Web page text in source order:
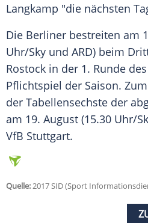
Langkamp "die nächsten
Die Berliner bestreiten am
Uhr/Sky und ARD) beim
Rostock in der 1. Runde
Pflichtspiel der Saison.
der Tabellensechste der
am 19. August (15.30 Uhr/
VfB Stuttgart.
Quelle:2017 SID (Sport